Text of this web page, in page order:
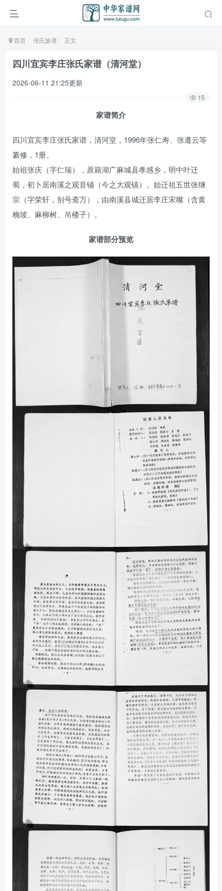
首页 张氏族谱 正文
四川宜宾李庄张氏家谱（清河堂）
2026-06-11 21:25更新
15
家谱简介
四川宜宾李庄张氏家谱，清河堂，1996年张仁寿、张遵云等
纂修，1册。
始祖张庆（字仁瑞），原籍湖广麻城县孝感乡，明中叶迁
蜀，初卜居南溪之观音铺（今之大观镇）。始迁祖五世张继
宗（字荣轩，别号斋万），由南溪县城迁居李庄宋嘴（含黄
桷坡、麻柳树、吊楼子）。
家谱部分预览